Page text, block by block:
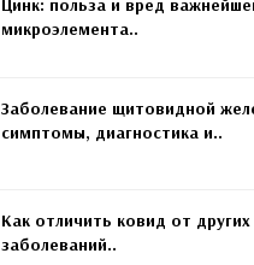
Цинк: польза и вред
микроэлемента..
Заболевание щитовидной
симптомы, диагностика и..
Как отличить ковид от
заболеваний..